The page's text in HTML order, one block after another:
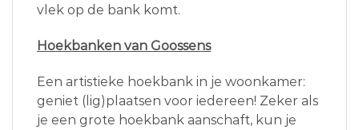
vlek op de bank komt.
Hoekbanken van Goossens
Een artistieke hoekbank in je woonkamer:
geniet (lig)plaatsen voor iedereen! Zeker als
je een grote hoekbank aanschaft, kun je